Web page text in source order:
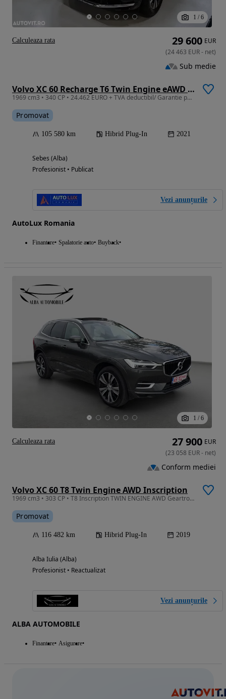
1 / 6
Volvo XC 60 Recharge T6 Twin Engine eAWD Inscription Expression
1969 cm3 • 340 CP • 24.462 EURO + TVA deductibil/ Garantie pana la 3 Ani/ Istoric Service
Promovat
105 580 km Hibrid Plug-In 2021
Sebes (Alba)
Profesionist • Publicat
Vezi anunțurile
AutoLux Romania
Finantare Spalatorie auto Buyback
29 600 EUR
(24 463 EUR- net)
Sub medie
Calculeaza rata
1 / 6
Volvo XC 60 T8 Twin Engine AWD Inscription
1969 cm3 • 303 CP • T8 Inscription TWIN ENGINE AWD Geartronic Garantie
Promovat
116 482 km Hibrid Plug-In 2019
Alba Iulia (Alba)
Profesionist • Reactualizat
Vezi anunțurile
ALBA AUTOMOBILE
Finantare Asigurare
27 900 EUR
(23 058 EUR- net)
Conform mediei
Calculeaza rata